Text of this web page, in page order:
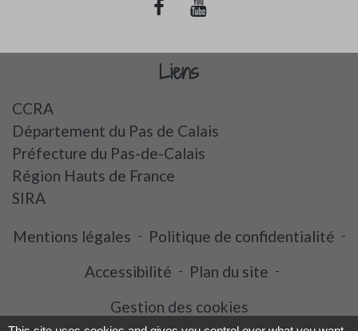
Liens
CCRA
Département du Pas de Calais
Préfecture du Pas-de-Calais
Région Hauts de France
SIRA
Mentions légales - Politique de confidentialité -
Accessibilité - Plan du site -
Gestion des cookies